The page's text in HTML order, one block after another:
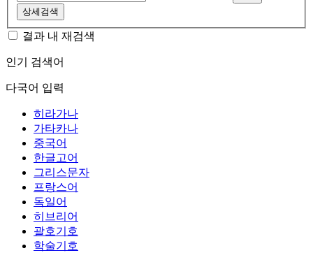
상세검색
결과 내 재검색
인기 검색어
다국어 입력
히라가나
가타카나
중국어
한글고어
그리스문자
프랑스어
독일어
히브리어
괄호기호
학술기호